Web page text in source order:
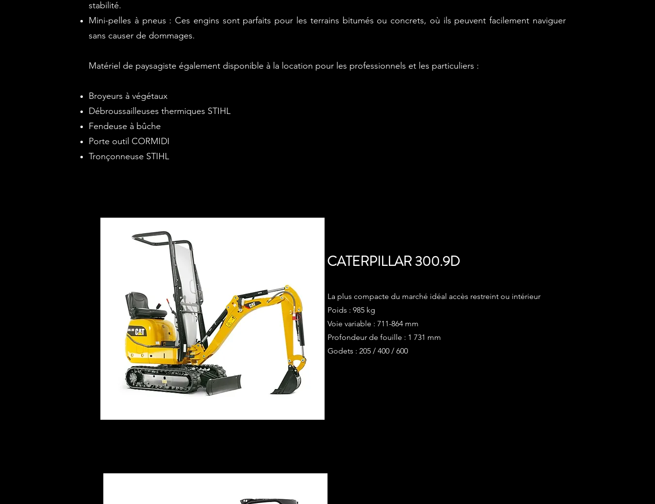
stabilité.
Mini-pelles à pneus : Ces engins sont parfaits pour les terrains bitumés ou concrets, où ils peuvent facilement naviguer
sans causer de dommages.
Matériel de paysagiste également disponible à la location pour les professionnels et les particuliers :
Broyeurs à végétaux
Débroussailleuses thermiques STIHL
Fendeuse à bûche
Porte outil CORMIDI
Tronçonneuse STIHL
CATERPILLAR300.9D
La plus compacte du marché idéal accès restreint ou intérieur
Poids : 985 kg
Voie variable : 711-864 mm
Profondeur de fouille : 1 731 mm
Godets : 205 / 400 / 600